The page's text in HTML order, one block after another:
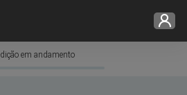
em andamento